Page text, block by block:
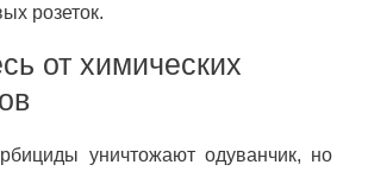
розеток.
от химических
уничтожают одуванчик, но